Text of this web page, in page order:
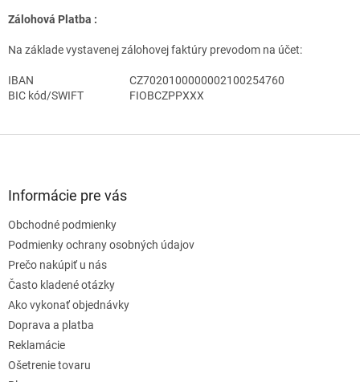
Zálohová Platba :
Na základe vystavenej zálohovej faktúry prevodom na účet:
IBAN
CZ7020100000002100254760
BIC kód/SWIFT
FIOBCZPPXXX
Informácie pre vás
Obchodné podmienky
Podmienky ochrany osobných údajov
Prečo nakúpiť u nás
Často kladené otázky
Ako vykonať objednávky
Doprava a platba
Reklamácie
Ošetrenie tovaru